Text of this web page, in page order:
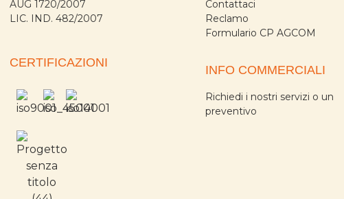
AUG 1720/2007
LIC. IND. 482/2007
CERTIFICAZIONI
Contattaci
Reclamo
Formulario CP AGCOM
INFO COMMERCIALI
Richiedi i nostri servizi o un
preventivo